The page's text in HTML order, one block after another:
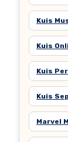
Kuis
Kuis
Kuis
Kuis
Marvel